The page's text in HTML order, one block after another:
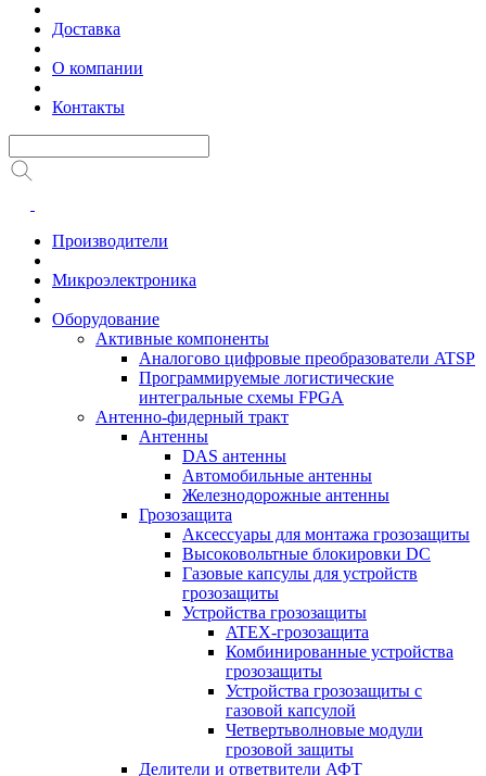
Доставка
О компании
Контакты
Производители
Микроэлектроника
Оборудование
Активные компоненты
Аналогово цифровые преобразователи ATSP
Программируемые логистические
интегральные схемы FPGA
Антенно-фидерный тракт
Антенны
DAS антенны
Автомобильные антенны
Железнодорожные антенны
Грозозащита
Аксессуары для монтажа грозозащиты
Высоковольтные блокировки DC
Газовые капсулы для устройств
грозозащиты
Устройства грозозащиты
ATEX-грозозащита
Комбинированные устройства
грозозащиты
Устройства грозозащиты с
газовой капсулой
Четвертьволновые модули
грозовой защиты
Делители и ответвители АФТ